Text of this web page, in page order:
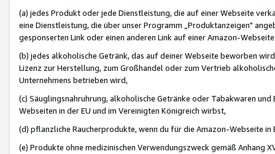
(a) jedes Produkt oder jede Dienstleistung, die auf einer Webseite
eine Dienstleistung, die über unser Programm „Produktanzeigen"
gesponserten Link oder einen anderen Link auf einer Amazon-
(b) jedes alkoholische Getränk, das auf deiner Webseite beworben
Lizenz zur Herstellung, zum Großhandel oder zum Vertrieb
Unternehmens betrieben wird,
(c) Säuglingsnahruhrung, alkoholische Getränke oder Tabakwaren
Webseiten in der EU und im Vereinigten Königreich wirbst,
(d) pflanzliche Raucherprodukte, wenn du für die Amazon-Webseite in
(e) Produkte ohne medizinischen Verwendungszweck gemäß Anhang